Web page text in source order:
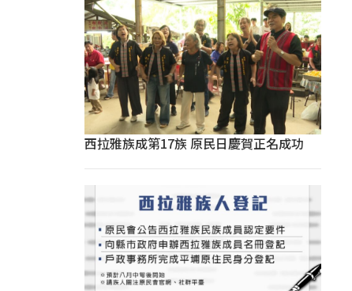
西拉雅族成第17族 原民日慶賀正名成功